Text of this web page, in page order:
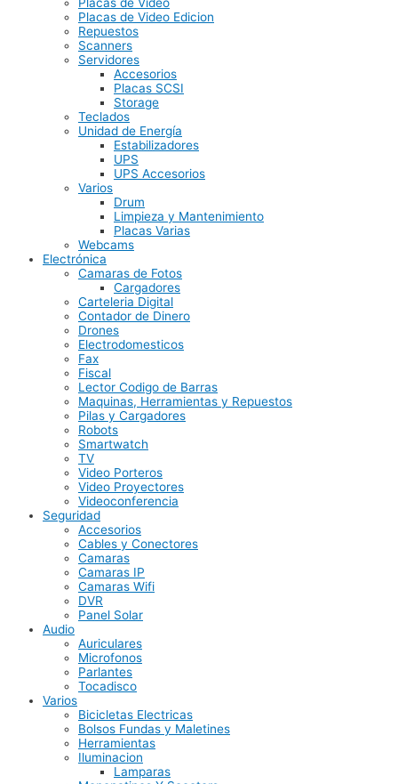
Placas de Video Edicion
Repuestos
Scanners
Servidores
Accesorios
Placas SCSI
Storage
Teclados
Unidad de Energía
Estabilizadores
UPS
UPS Accesorios
Varios
Drum
Limpieza y Mantenimiento
Placas Varias
Webcams
Electrónica
Camaras de Fotos
Cargadores
Carteleria Digital
Contador de Dinero
Drones
Electrodomesticos
Fax
Fiscal
Lector Codigo de Barras
Maquinas, Herramientas y Repuestos
Pilas y Cargadores
Robots
Smartwatch
TV
Video Porteros
Video Proyectores
Videoconferencia
Seguridad
Accesorios
Cables y Conectores
Camaras
Camaras IP
Camaras Wifi
DVR
Panel Solar
Audio
Auriculares
Microfonos
Parlantes
Tocadisco
Varios
Bicicletas Electricas
Bolsos Fundas y Maletines
Herramientas
Iluminacion
Lamparas